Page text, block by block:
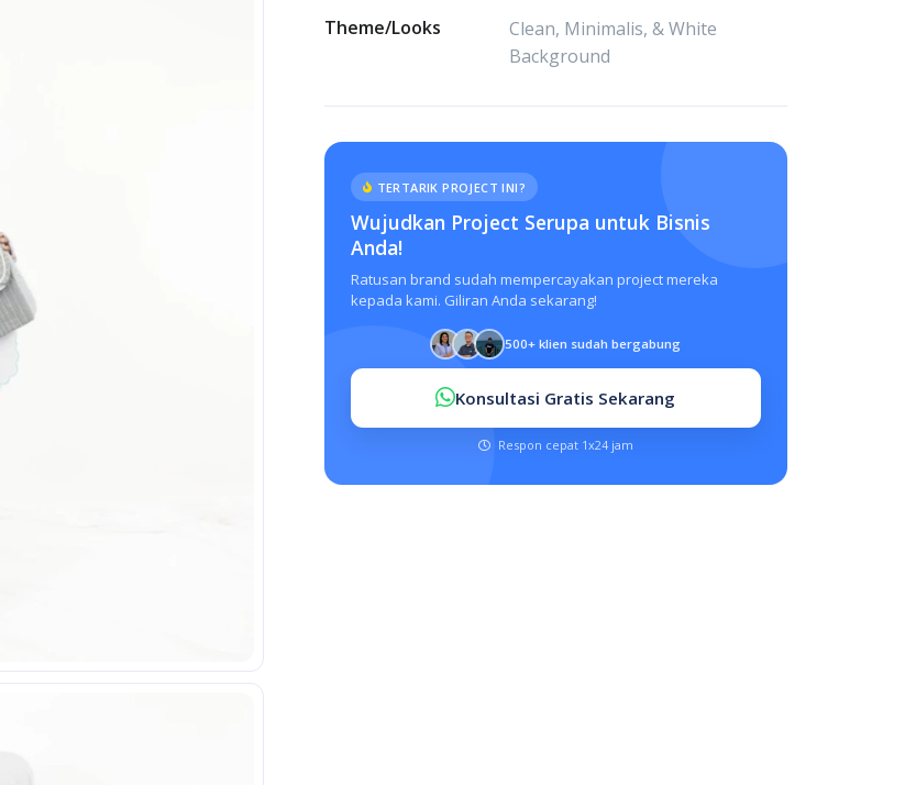
Theme/Looks
Clean, Minimalis, & White
Background
TERTARIK PROJECT INI?
Wujudkan Project Serupa untuk Bisnis
Anda!
Ratusan brand sudah mempercayakan project mereka
kepada kami. Giliran Anda sekarang!
500+ klien sudah bergabung
Konsultasi Gratis Sekarang
Respon cepat 1x24 jam